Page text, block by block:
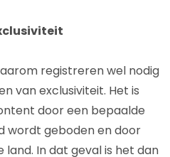
registreren wel nodig
van exclusiviteit. Het is
door een bepaalde
wordt geboden en door
In dat geval is het dan